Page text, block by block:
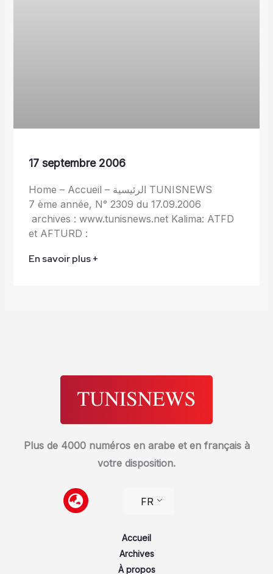
17 septembre 2006
Home – Accueil – الرئيسية TUNISNEWS
7 ème année, N° 2309 du 17.09.2006
archives : www.tunisnews.net Kalima: ATFD
et AFTURD :
En savoir plus +
Plus de 4000 numéros en arabe et en français à
votre disposition.
FR
Accueil
Archives
À propos